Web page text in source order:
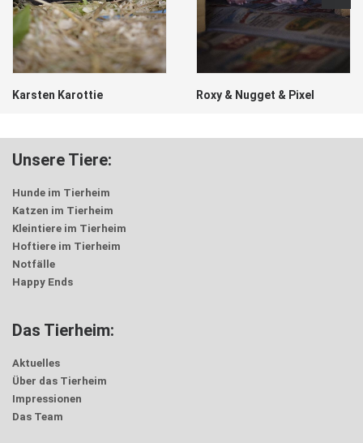
Karsten Karottie Roxy & Nugget & Pixel
Unsere Tiere:
Hunde im Tierheim
Katzen im Tierheim
Kleintiere im Tierheim
Hoftiere im Tierheim
Notfälle
Happy Ends
Das Tierheim:
Aktuelles
Über das Tierheim
Impressionen
Das Team